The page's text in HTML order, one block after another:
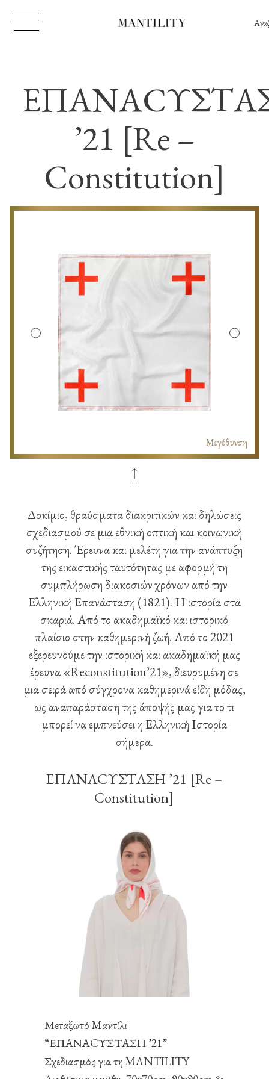
’21 [Re –
Constitution]
Μεγέθυνση
Δοκίμιο, θραύσματα διακριτικών και δηλώσεις
σχεδιασμού σε μια εθνική οπτική και κοινωνική
συζήτηση. Έρευνα και μελέτη για την ανάπτυξη
της εικαστικής ταυτότητας με αφορμή τη
συμπλήρωση διακοσιών χρόνων από την
Ελληνική Επανάσταση (1821). Η ιστορία στα
σκαριά. Από το ακαδημαϊκό και ιστορικό
πλαίσιο στην καθημερινή ζωή. Από το 2021
εξερευνούμε την ιστορική και ακαδημαϊκή μας
έρευνα «Reconstitution’21», διευρυμένη σε
μια σειρά από σύγχρονα καθημερινά είδη μόδας,
ως αναπαράσταση της άποψής μας για το τι
μπορεί να εμπνεύσει η Ελληνική Ιστορία
σήμερα.
ΕΠΑΝΑCΥΣΤΑΣΗ ’21 [Re –
Constitution]
Μεταξωτό Mαντίλι
“ΕΠΑΝΑCΥΣΤΑΣΗ ’21”
Σχεδιασμός για τη MANTILITY